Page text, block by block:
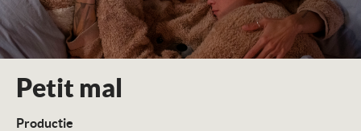
Petit mal
Productie